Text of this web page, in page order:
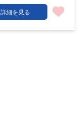
詳細を見る